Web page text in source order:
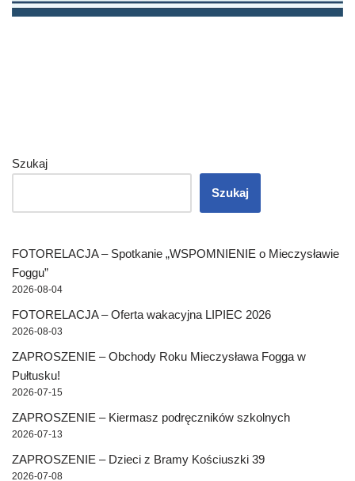
Szukaj
Szukaj
FOTORELACJA – Spotkanie „WSPOMNIENIE o Mieczysławie
Foggu”
2026-08-04
FOTORELACJA – Oferta wakacyjna LIPIEC 2026
2026-08-03
ZAPROSZENIE – Obchody Roku Mieczysława Fogga w
Pułtusku!
2026-07-15
ZAPROSZENIE – Kiermasz podręczników szkolnych
2026-07-13
ZAPROSZENIE – Dzieci z Bramy Kościuszki 39
2026-07-08